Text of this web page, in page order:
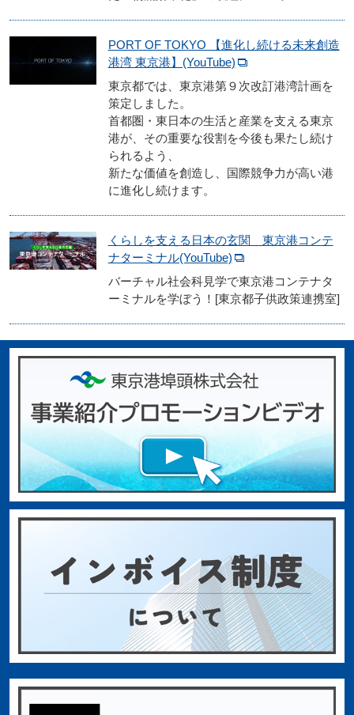
PORT OF TOKYO 【進化し続ける未来創造
港湾 東京港】(YouTube)
東京都では、東京港第９次改訂港湾計画を
策定しました。
首都圏・東日本の生活と産業を支える東京
港が、その重要な役割を今後も果たし続け
られるよう、
新たな価値を創造し、国際競争力が高い港
に進化し続けます。
くらしを支える日本の玄関 東京港コンテ
ナターミナル(YouTube)
バーチャル社会科見学で東京港コンテナタ
ーミナルを学ぼう！[東京都子供政策連携室]